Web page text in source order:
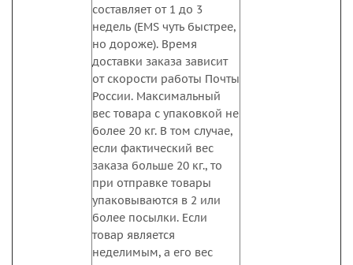
составляет от 1 до 3
недель (EMS чуть быстрее,
но дороже). Время
доставки заказа зависит
от скорости работы Почты
России. Максимальный
вес товара с упаковкой не
более 20 кг. В том случае,
если фактический вес
заказа больше 20 кг., то
при отправке товары
упаковываются в 2 или
более посылки. Если
товар является
неделимым, а его вес